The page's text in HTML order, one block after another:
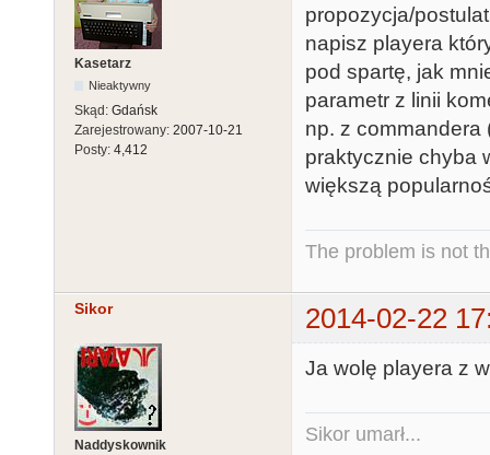
Kasetarz
Nieaktywny
Skąd: Gdańsk
Zarejestrowany: 2007-10-21
Posty: 4,412
propozycja/
napisz playera
pod spartę, jak
parametr z linii
np. z commandera
praktycznie chyba
większą
The problem is not
Sikor 2014-02-22
Naddyskownik
Ja wolę playera z
Sikor umarł...